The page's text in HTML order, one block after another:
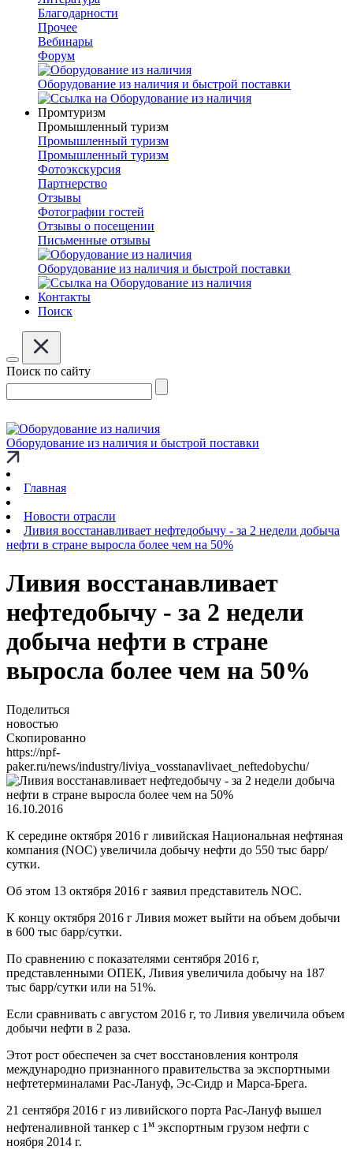
Благодарности
Прочее
Вебинары
Форум
Оборудование из наличия и быстрой поставки
Промтуризм
Промышленный туризм
Промышленный туризм
Промышленный туризм
Фотоэкскурсия
Партнерство
Отзывы
Фотографии гостей
Отзывы о посещении
Письменные отзывы
Оборудование из наличия и быстрой поставки
Контакты
Поиск
Поиск по сайту
Оборудование из наличия и быстрой поставки
Главная
Новости отрасли
Ливия восстанавливает нефтедобычу - за 2 недели добыча
нефти в стране выросла более чем на 50%
Ливия восстанавливает
нефтедобычу - за 2 недели
добыча нефти в стране
выросла более чем на 50%
Поделиться
новостью
Скопированно
https://npf-
paker.ru/news/industry/liviya_vosstanavlivaet_neftedobychu/
16.10.2016
К середине октября 2016 г ливийская Национальная нефтяная
компания (NOC) увеличила добычу нефти до 550 тыс барр/
сутки.
Об этом 13 октября 2016 г заявил представитель NOC.
К концу октября 2016 г Ливия может выйти на объем добычи
в 600 тыс барр/сутки.
По сравнению с показателями сентября 2016 г,
представленными ОПЕК, Ливия увеличила добычу на 187
тыс барр/сутки или на 51%.
Если сравнивать с августом 2016 г, то Ливия увеличила объем
добычи нефти в 2 раза.
Этот рост обеспечен за счет восстановления контроля
международно признанного правительства за экспортными
нефтетерминалами Рас-Лануф, Эс-Сидр и Марса-Брега.
21 сентября 2016 г из ливийского порта Рас-Лануф вышел
нефтеналивной танкер с 1 м экспортным грузом нефти с
ноября 2014 г.